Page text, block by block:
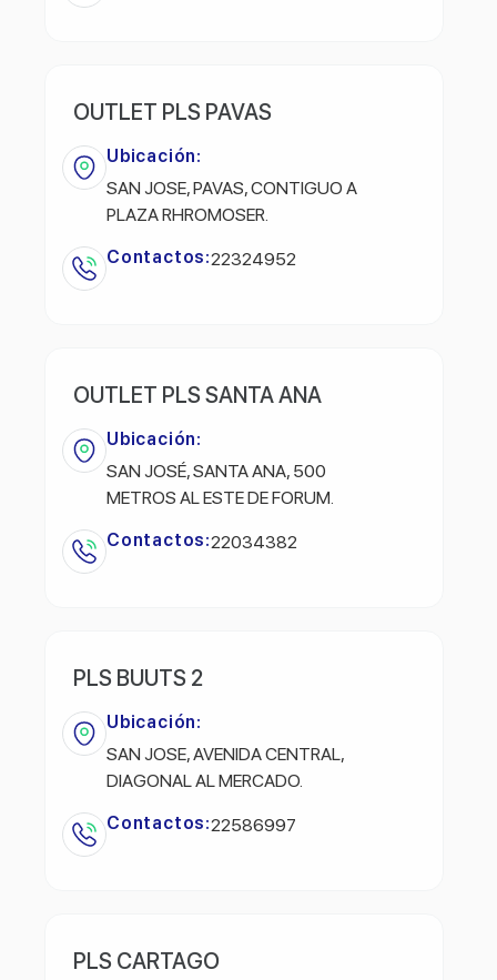
OUTLET PLS PAVAS
Ubicación:
SAN JOSE, PAVAS, CONTIGUO A
PLAZA RHROMOSER.
Contactos:22324952
OUTLET PLS SANTA ANA
Ubicación:
SAN JOSÉ, SANTA ANA, 500
METROS AL ESTE DE FORUM.
Contactos:22034382
PLS BUUTS 2
Ubicación:
SAN JOSE, AVENIDA CENTRAL,
DIAGONAL AL MERCADO.
Contactos:22586997
PLS CARTAGO